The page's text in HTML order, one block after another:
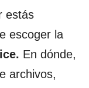
estás
escoger la
En dónde,
archivos,